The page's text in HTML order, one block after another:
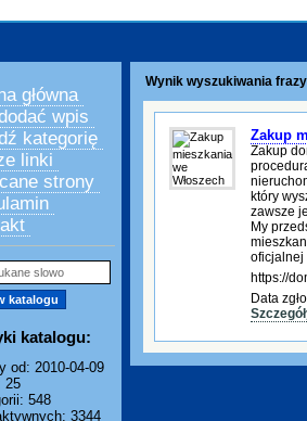
główna
wpis
kategorię
linki
strony
katalogu:
od: 2010-04-09
25
548
3344
Wynik wyszukiwania
Zakup
Zakup
który
zawsze
My
oficjalnej
https://
Data